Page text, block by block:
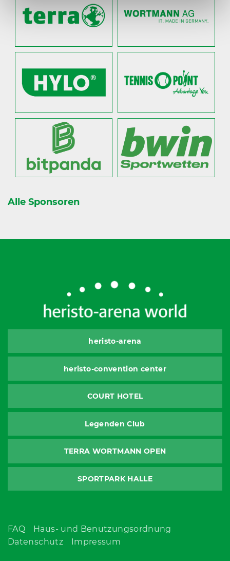
Alle Sponsoren
heristo-arena
heristo-convention center
COURT HOTEL
Legenden Club
TERRA WORTMANN OPEN
SPORTPARK HALLE
FAQ
Haus- und Benutzungsordnung
Datenschutz
Impressum